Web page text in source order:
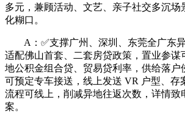
多元，兼顾活动、文艺、亲子社交多沉场
化糊口。
A：✅支撑广州、深圳、东莞全广东异
适配佛山首套、二套房贷政策，置业参谋
地公积金组合贷、贸易贷利率，供给落户
可预定专车接送，线上发送 VR 户型、存
流程可线上，削减异地往返次数，详情致
案。